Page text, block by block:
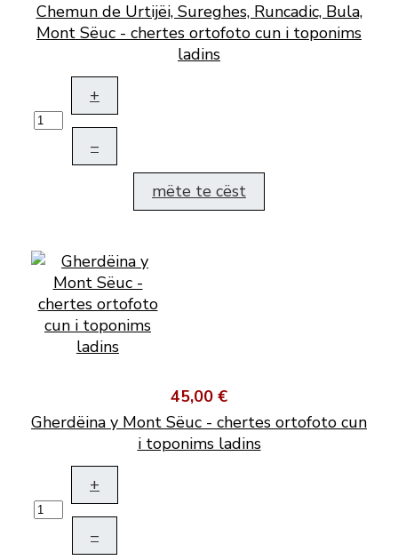
Chemun de Urtijëi, Sureghes, Runcadic, Bula,
Mont Sëuc - chertes ortofoto cun i toponims
ladins
+
–
mëte te cëst
45,00 €
Gherdëina y Mont Sëuc - chertes ortofoto cun
i toponims ladins
+
–